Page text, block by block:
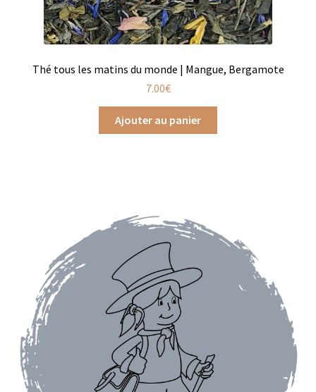
Coffrets aide culinaire
Mélanges pour salade
Sauces et marinades
Assaisonnements
Vinaigres
Épices
Baies
Conditionnements épices
Boîtes à épices
Thé tous les matins du monde | Mangue, Bergamote
7.00€
Ajouter au panier